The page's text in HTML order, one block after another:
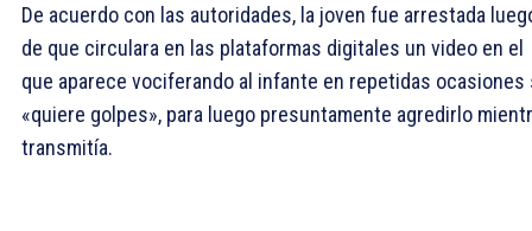
De acuerdo con las autoridades, la joven fue arrestada
de que circulara en las plataformas digitales un video en el
que aparece vociferando al infante en repetidas ocasiones
«quiere golpes», para luego presuntamente agredirlo
transmitía.